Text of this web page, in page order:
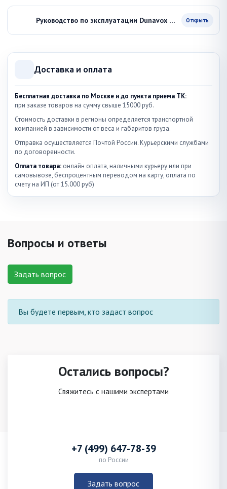
Руководство по эксплуатации Dunavox DAB-42.117DB Открыть
Доставка и оплата
Бесплатная доставка по Москве и до пункта приема ТК:
при заказе товаров на сумму свыше 15000 руб.
Стоимость доставки в регионы определяется транспортной
компанией в зависимости от веса и габаритов груза.
Отправка осуществляется Почтой России. Курьерскими службами
по договоренности.
Оплата товара: онлайн оплата, наличными курьеру или при
самовывозе, беспроцентным переводом на карту, оплата по
счету на ИП (от 15.000 руб)
Вопросы и ответы
Задать вопрос
Вы будете первым, кто задаст вопрос
Остались вопросы?
Свяжитесь с нашими экспертами
+7 (499) 647-78-39
по России
Задать вопрос